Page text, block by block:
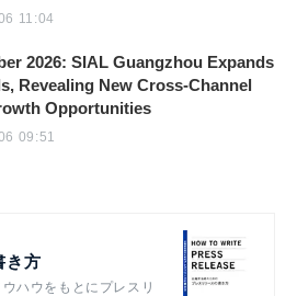
11:04
2026: SIAL Guangzhou Expands
Revealing New Cross-Channel
Opportunities
09:51
き方
ハウをもとにプレスリ